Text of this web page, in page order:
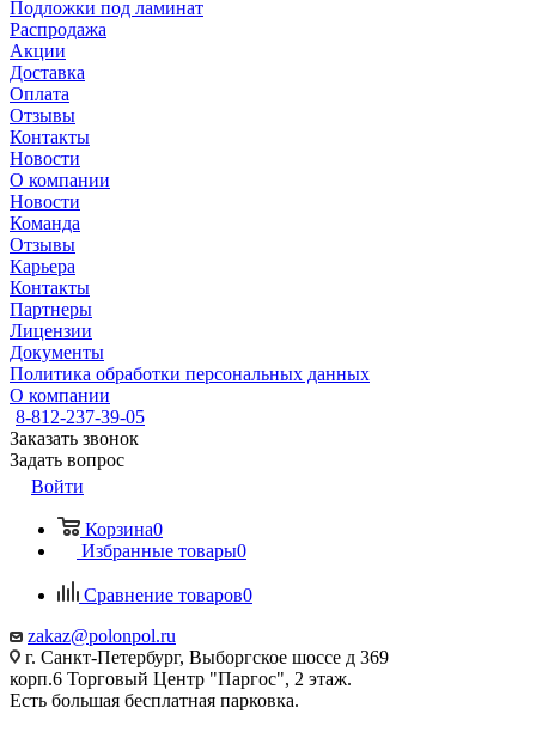
Подложки под ламинат
Распродажа
Акции
Доставка
Оплата
Отзывы
Контакты
Новости
О компании
Новости
Команда
Отзывы
Карьера
Контакты
Партнеры
Лицензии
Документы
Политика обработки персональных данных
О компании
8-812-237-39-05
Заказать звонок
Задать вопрос
Войти
Корзина0
Избранные товары0
Сравнение товаров0
zakaz@polonpol.ru
г. Санкт-Петербург, Выборгское шоссе д 369
корп.6 Торговый Центр "Паргос", 2 этаж.
Есть большая бесплатная парковка.